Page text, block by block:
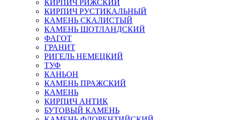
КИРПИЧ РИЖСКИЙ
КИРПИЧ РУСТИКАЛЬНЫЙ
КАМЕНЬ СКАЛИСТЫЙ
КАМЕНЬ ШОТЛАНДСКИЙ
ФАГОТ
ГРАНИТ
РИГЕЛЬ НЕМЕЦКИЙ
ТУФ
КАНЬОН
КАМЕНЬ ПРАЖСКИЙ
КАМЕНЬ
КИРПИЧ АНТИК
БУТОВЫЙ КАМЕНЬ